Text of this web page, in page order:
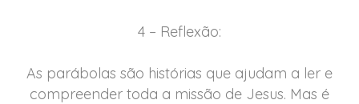
4 – Reflexão:
As parábolas são histórias que ajudam a ler e
compreender toda a missão de Jesus. Mas é